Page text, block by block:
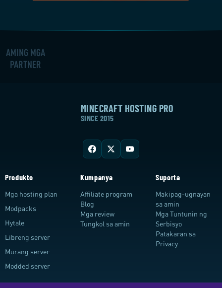
AMING MGA
PARTNER
MINECRAFT HOSTING PRO
SINCE 2015
Produkto
Mga hosting plan
Modpacks
Hytale
Libreng server
Murang server
Modded server
Kumpanya
Affiliate program
Blog
Mga review
Tungkol sa amin
Suporta
Makipag-ugnayan
sa amin
Mga Tuntunin ng
Serbisyo
Patakaran sa
Privacy